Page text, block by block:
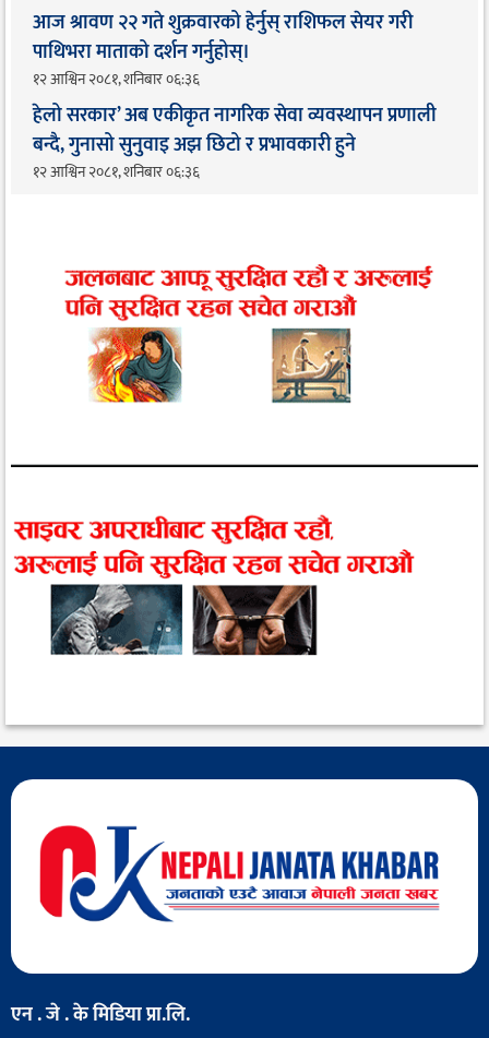
आज श्रावण २२ गते शुक्रवारको हेर्नुस् राशिफल सेयर गरी
पाथिभरा माताको दर्शन गर्नुहोस्।
१२ आश्विन २०८१, शनिबार ०६:३६
हेलो सरकार’ अब एकीकृत नागरिक सेवा व्यवस्थापन प्रणाली
बन्दै, गुनासो सुनुवाइ अझ छिटो र प्रभावकारी हुने
१२ आश्विन २०८१, शनिबार ०६:३६
एन . जे . के मिडिया प्रा.लि.